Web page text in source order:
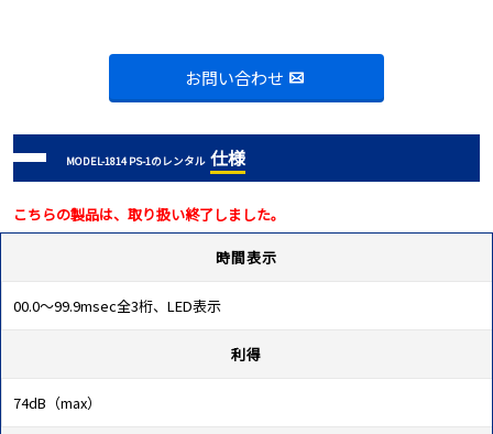
お問い合わせ
MODEL-1814 PS-1のレンタル 仕様
こちらの製品は、取り扱い終了しました。
時間表示
00.0～99.9msec全3桁、LED表示
利得
74dB（max）